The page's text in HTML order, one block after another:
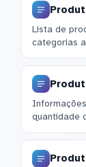
Lista de
categorias
quantidade